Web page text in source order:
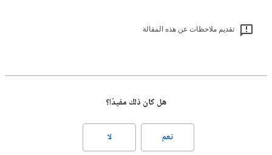
تقديم ملاحظات عن هذه المقالة
هل كان ذلك مفيدًا؟
نعم لا